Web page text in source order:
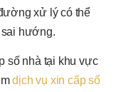
xử lý có thể
sai hướng.
số nhà tại khu vực
dịch vụ xin cấp số